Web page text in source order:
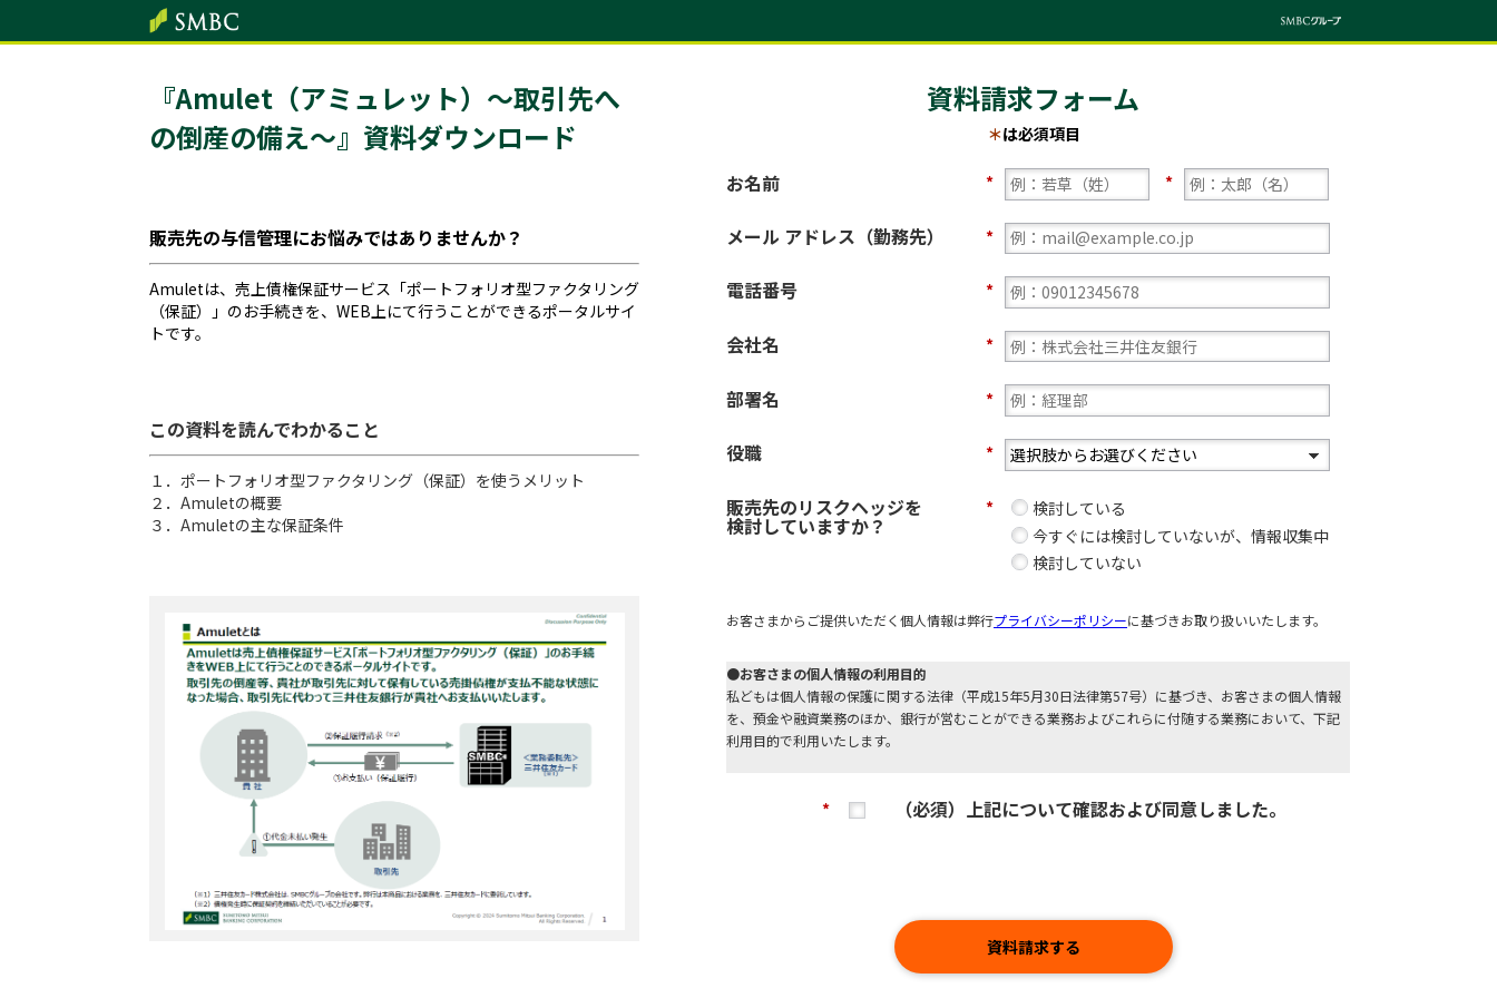
『Amulet（アミュレット）～取引先へ
の倒産の備え～』資料ダウンロード
販売先の与信管理にお悩みではありませんか？
Amuletは、売上債権保証サービス「ポートフォリオ型ファクタリング
（保証）」のお手続きを、WEB上にて行うことができるポータルサイ
トです。
この資料を読んでわかること
１．ポートフォリオ型ファクタリング（保証）を使うメリット
２．Amuletの概要
３．Amuletの主な保証条件
資料請求フォーム
＊は必須項目
*
お名前 *
*
メール アドレス（勤務先）
*
電話番号
*
会社名
*
部署名
*
役職
*
販売先のリスクヘッジを
検討していますか？
検討している
今すぐには検討していないが、情報収集中
検討していない
お客さまからご提供いただく個人情報は弊行プライバシーポリシーに基づきお取り扱いいたします。
●お客さまの個人情報の利用目的
私どもは個人情報の保護に関する法律（平成15年5月30日法律第57号）に基づき、お客さまの個人情報
を、預金や融資業務のほか、銀行が営むことができる業務およびこれらに付随する業務において、下記
利用目的で利用いたします。
等の適合性の判断、金融商品やサービスの研究や開発、各種ご提案、お取引の解約や事後管理、権利の
するガイドラインに定められた機微（センシティブ）情報は、銀行法施行規則等に基づき限定されてい
る目的以外では利用いたしません。
* （必須）上記について確認および同意しました。
資料請求する